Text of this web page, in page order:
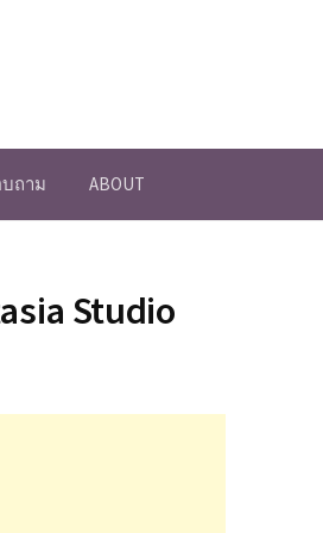
ถาม ABOUT
Studio